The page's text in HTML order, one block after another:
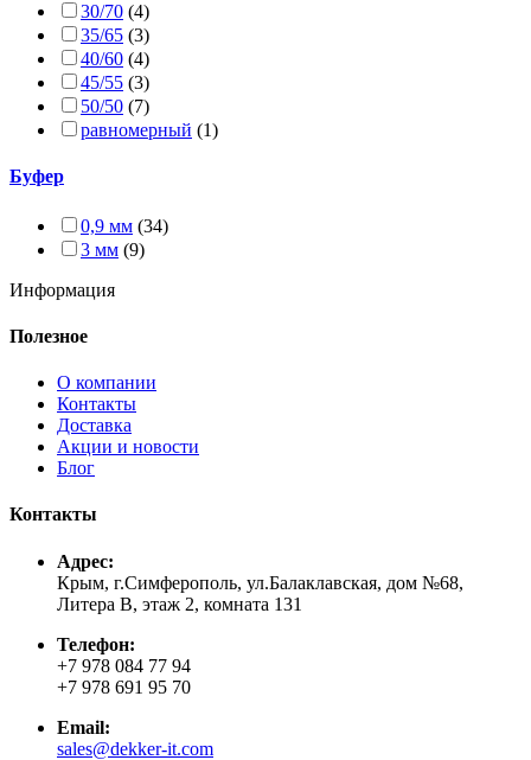
30/70 (4)
35/65 (3)
40/60 (4)
45/55 (3)
50/50 (7)
равномерный (1)
Буфер
0,9 мм (34)
3 мм (9)
Информация
Полезное
О компании
Контакты
Доставка
Акции и новости
Блог
Контакты
Адрес:
Крым, г.Симферополь, ул.Балаклавская, дом №68,
Литера В, этаж 2, комната 131
Телефон:
+7 978 084 77 94
+7 978 691 95 70
Email:
sales@dekker-it.com